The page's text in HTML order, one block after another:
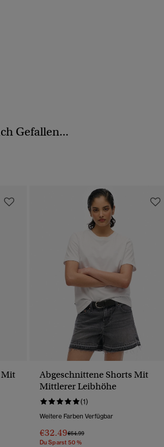
Gefallen...
Mit
Abgeschnittene Shorts Mit
Mittlerer Leibhöhe
(1)
Weitere Farben Verfügbar
€32.49Preis Wurde Reduziert Von
€64.99Bis
Du Sparst 50 %